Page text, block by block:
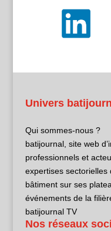
Univers
Qui sommes-nous ?
batijournal, site web
professionnels et
expertises sectorielles
bâtiment sur ses
événements de la
batijournal TV
Nos réseaux